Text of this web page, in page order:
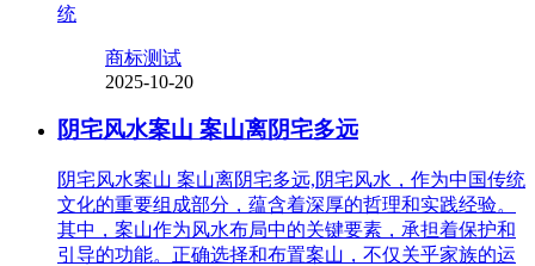
统
商标测试
2025-10-20
阴宅风水案山 案山离阴宅多远
阴宅风水案山 案山离阴宅多远,阴宅风水，作为中国传统
文化的重要组成部分，蕴含着深厚的哲理和实践经验。
其中，案山作为风水布局中的关键要素，承担着保护和
引导的功能。正确选择和布置案山，不仅关乎家族的运